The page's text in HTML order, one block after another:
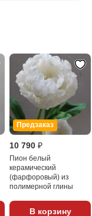
Предзаказ
10 790 ₽
Пион белый
керамический
(фарфоровый) из
полимерной глины
В корзину